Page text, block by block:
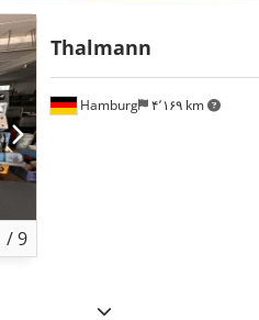
/9
Hamburg ۴٬۱۶۹ km
Thalmann